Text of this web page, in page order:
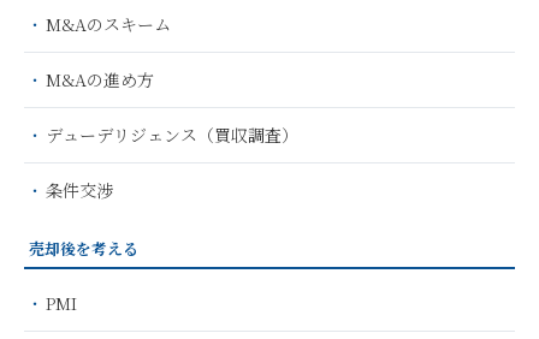
M&Aのスキーム
M&Aの進め方
デューデリジェンス（買収調査）
条件交渉
売却後を考える
PMI